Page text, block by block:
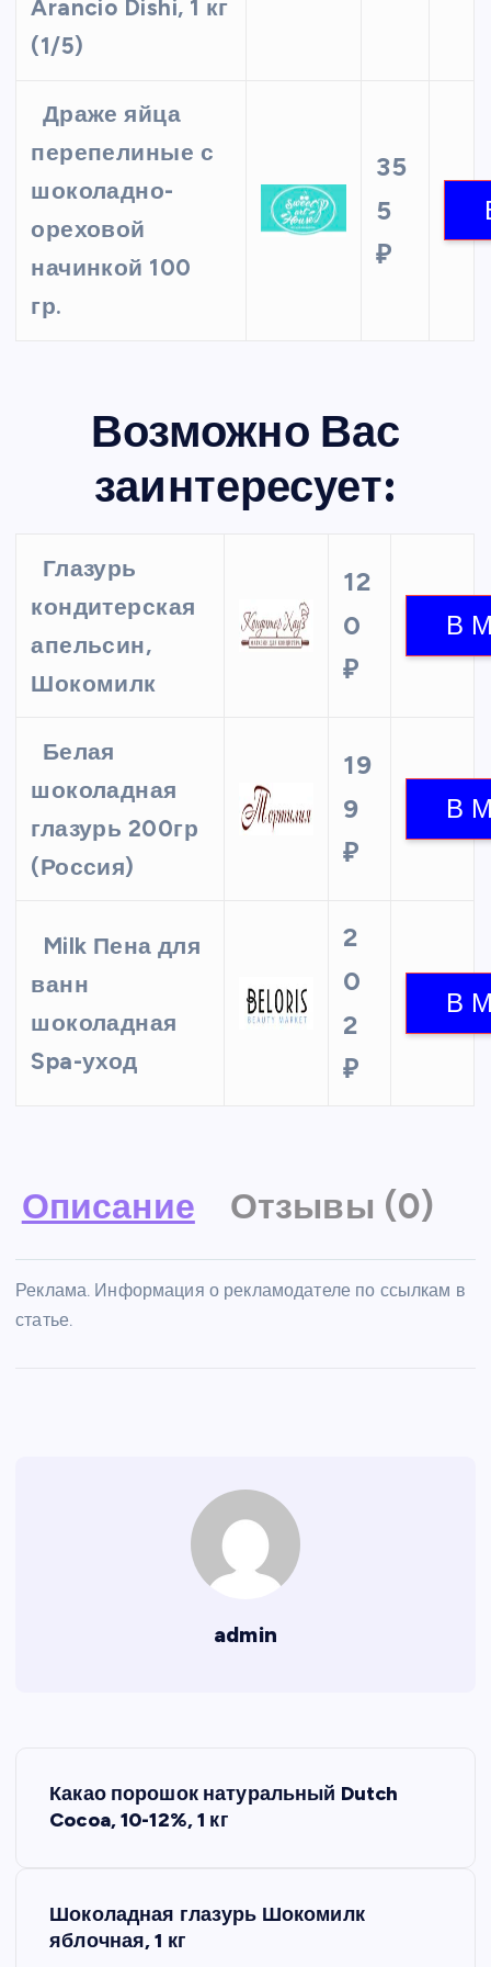
Arancio Dishi, 1 кг
(1/5)
Драже яйца
перепелиные с
шоколадно-
ореховой
начинкой 100
гр.
35
5
₽
Возможно Вас
заинтересует:
Глазурь
кондитерская
апельсин,
Шокомилк
12
0
₽
Белая
шоколадная
глазурь 200гр
(Россия)
19
9
₽
Milk Пена для
ванн
шоколадная
Spa-уход
2
0
2
₽
Описание Отзывы (0)
Реклама. Информация о рекламодателе по ссылкам в
статье.
admin
Какао порошок натуральный Dutch
Cocoa, 10-12%, 1 кг
Шоколадная глазурь Шокомилк
яблочная, 1 кг